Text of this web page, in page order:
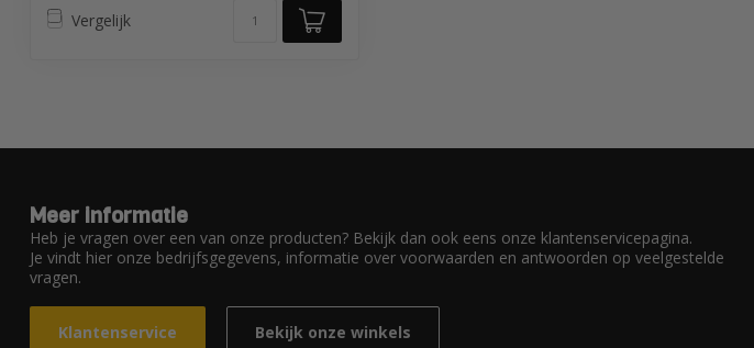
Vergelijk
Meer informatie
Heb je vragen over een van onze producten? Bekijk dan ook eens onze klantenservicepagina.
Je vindt hier onze bedrijfsgegevens, informatie over voorwaarden en antwoorden op veelgestelde
vragen.
Klantenservice Bekijk onze winkels